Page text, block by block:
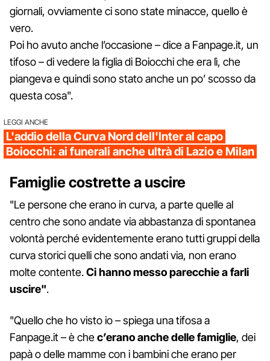
giornali, ovviamente ci sono state minacce, quello è
vero.
Poi ho avuto anche l’occasione – dice a Fanpage.it, un
tifoso – di vedere la figlia di Boiocchi che era lì, che
piangeva e quindi sono stato anche un po’ scosso da
questa cosa".
LEGGI ANCHE
L'addio della Curva Nord dell'Inter al capo
Boiocchi: ai funerali anche ultrà di Lazio e Milan
Famiglie costrette a uscire
"Le persone che erano in curva, a parte quelle al
centro che sono andate via abbastanza di spontanea
volontà perché evidentemente erano tutti gruppi della
curva storici quelli che sono andati via, non erano
molte contente.Ci hanno messo parecchie a farli
uscire".
"Quello che ho visto io – spiega una tifosa a
Fanpage.it – è chec’erano anche delle famiglie, dei
papà o delle mamme con i bambini che erano per